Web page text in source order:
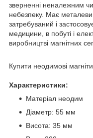
зверненні неналежним
небезпеку. Має
затребуваний і
медицини, в побуті і
виробництві магнітних
Купити неодимові
Характеристики:
Матеріал неодим
Діаметр: 55 мм
Висота: 35 мм